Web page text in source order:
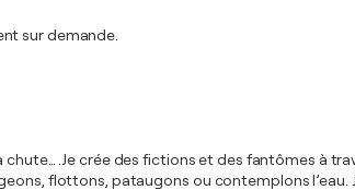
sur demande.
.Je crée des fictions et des fantômes à
flottons, pataugons ou contemplons l’eau.